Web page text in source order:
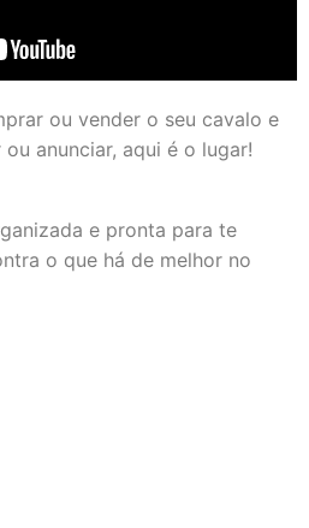
ou vender o seu cavalo e
anunciar, aqui é o lugar!
e pronta para te
o que há de melhor no